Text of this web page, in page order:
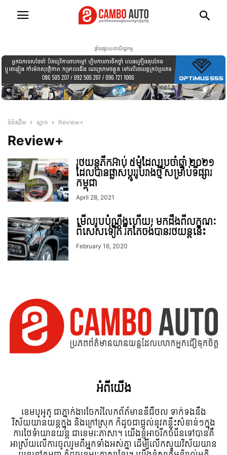
ផ្ទាំងផ្សាយពាណិជ្ជកម្ម
ទំព័រដើម ស្លាក Review+
Review+
រថយន្តភីកអ៊ាប់ ៥ម៉ូដែលប្រចាំឆ្នាំ ២០២១
ដែលបានផ្លាស់ប្តូររូបរាងថ្មី សម្រាប់ទីផ្សារ
កម្ពុជា
April 28, 2021
មើលរូបប៉ុណ្ណឹងហើយ! មកដឹងពីលក្ខណៈ
ពិសេសទៀត រឹតតែចង់បានរថយន្តនេះ
February 16, 2020
អំពី​យើង
ខេមបូអូតូ ជាភ្នាក់ងារចែករំលែកព័ត៍មានឌីជីថល ទាក់ទងនឹង
វិស័យយានយន្តក្នុង និងក្រៅស្រុក ក៏ដូចជាផ្តល់នូវគន្លឹះសំខាន់ៗក្នុង
ការថែទំាយានយន្ត ជាខេមរៈភាសា។ យើងខ្ញុំអាចរីកចំរើនទៅបានគឺ
អាស្រ័យលើការចូលរួមពីអ្នកទាំងអស់គ្នា ដើម្បីលើកស្ទួយវិស័យយាន